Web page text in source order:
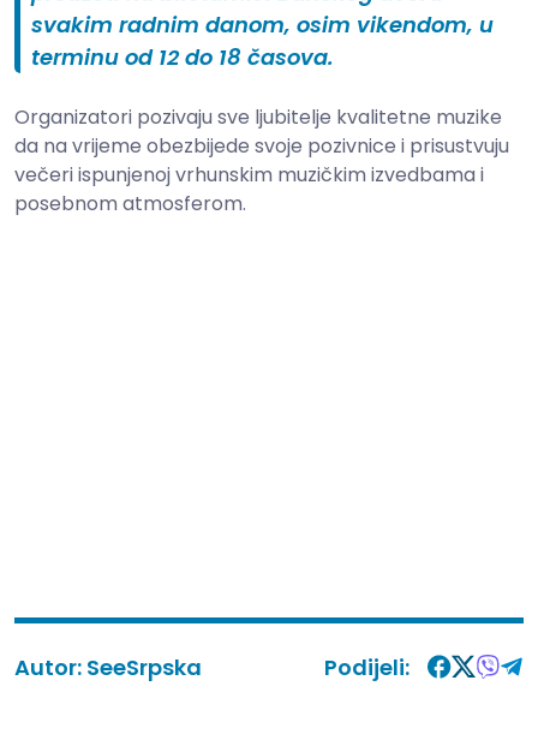
svakim radnim danom, osim vikendom, u
terminu od 12 do 18 časova.
Organizatori pozivaju sve ljubitelje kvalitetne muzike
da na vrijeme obezbijede svoje pozivnice i prisustvuju
večeri ispunjenoj vrhunskim muzičkim izvedbama i
posebnom atmosferom.
Autor: SeeSrpska Podijeli: